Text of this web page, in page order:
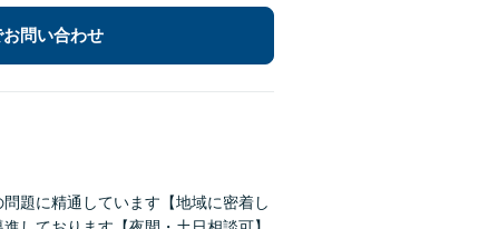
お問い合わせ
題に精通しています【地域に密着し